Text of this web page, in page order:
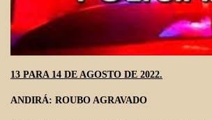
13 PARA 14 DE AGOSTO DE 2022.
ANDIRÁ: ROUBO AGRAVADO